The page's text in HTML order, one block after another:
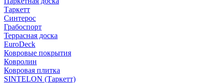
Таркетт
Синтерос
Грабоспорт
Террасная доска
EuroDeck
Ковровые покрытия
Ковролин
Ковровая плитка
SINTELON (Таркетт)